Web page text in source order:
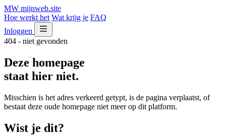
MW mijnweb.site
Hoe werkt het Wat krijg je FAQ
Inloggen
404 - niet gevonden
Deze homepage
staat hier niet.
Misschien is het adres verkeerd getypt, is de pagina verplaatst, of
bestaat deze oude homepage niet meer op dit platform.
Wist je dit?